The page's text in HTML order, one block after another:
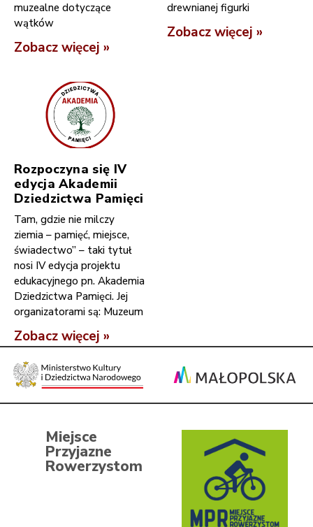
muzealne dotyczące
wątków
Zobacz więcej »
drewnianej figurki
Zobacz więcej »
Rozpoczyna się IV
edycja Akademii
Dziedzictwa Pamięci
Tam, gdzie nie milczy
ziemia – pamięć, miejsce,
świadectwo” – taki tytuł
nosi IV edycja projektu
edukacyjnego pn. Akademia
Dziedzictwa Pamięci. Jej
organizatorami są: Muzeum
Zobacz więcej »
Miejsce
Przyjazne
Rowerzystom